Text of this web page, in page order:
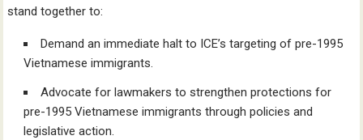
stand together to:
Demand an immediate halt to ICE’s targeting of pre-1995
Vietnamese immigrants.
Advocate for lawmakers to strengthen protections for
pre-1995 Vietnamese immigrants through policies and
legislative action.